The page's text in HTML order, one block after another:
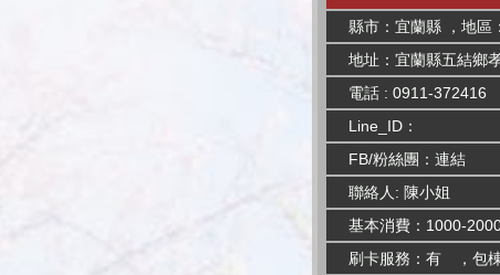
縣市：宜蘭縣 ，地區
地址：宜蘭縣五結鄉
電話 : 0911-372416
Line_ID：
FB/粉絲團：連結
聯絡人: 陳小姐
基本消費：1000-
刷卡服務：有 ，包